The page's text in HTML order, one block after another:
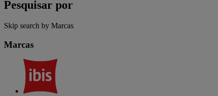
Pesquisar por
Skip search by Marcas
Marcas